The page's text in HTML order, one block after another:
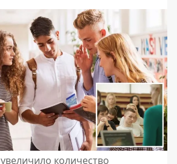
количество